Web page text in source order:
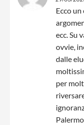
Ecco
ecc. Su
ovvie,
dalle
per
Palermo